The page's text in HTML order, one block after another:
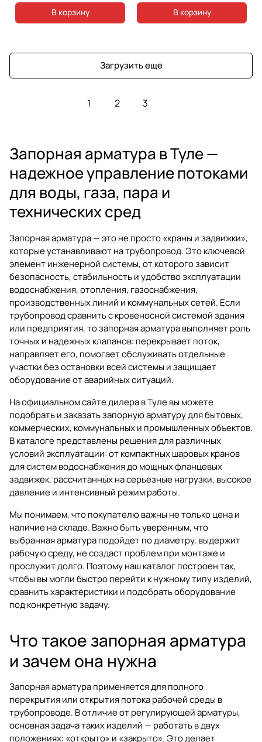
В корзину
В корзину
Загрузить еще
1 2 3
Запорная арматура в Туле —
надежное управление потоками
для воды, газа, пара и
технических сред
Запорная арматура — это не просто «краны и задвижки»,
которые устанавливают на трубопровод. Это ключевой
элемент инженерной системы, от которого зависит
безопасность, стабильность и удобство эксплуатации
водоснабжения, отопления, газоснабжения,
производственных линий и коммунальных сетей. Если
трубопровод сравнить с кровеносной системой здания
или предприятия, то запорная арматура выполняет роль
точных и надежных клапанов: перекрывает поток,
направляет его, помогает обслуживать отдельные
участки без остановки всей системы и защищает
оборудование от аварийных ситуаций.
На официальном сайте дилера в Туле вы можете
подобрать и заказатьзапорную арматурудля бытовых,
коммерческих, коммунальных и промышленных объектов.
В каталоге представлены решения для различных
условий эксплуатации: от компактных шаровых кранов
для систем водоснабжения до мощных фланцевых
задвижек, рассчитанных на серьезные нагрузки, высокое
давление и интенсивный режим работы.
Мы понимаем, что покупателю важны не только цена и
наличие на складе. Важно быть уверенным, что
выбранная арматура подойдет по диаметру, выдержит
рабочую среду, не создаст проблем при монтаже и
прослужит долго. Поэтому наш каталог построен так,
чтобы вы могли быстро перейти к нужному типу изделий,
сравнить характеристики и подобрать оборудование
под конкретную задачу.
Что такое запорная арматура
и зачем она нужна
Запорная арматура применяется для полного
перекрытия или открытия потока рабочей среды в
трубопроводе. В отличие от регулирующей арматуры,
основная задача таких изделий — работать в двух
положениях: «открыто» и «закрыто». Это делает